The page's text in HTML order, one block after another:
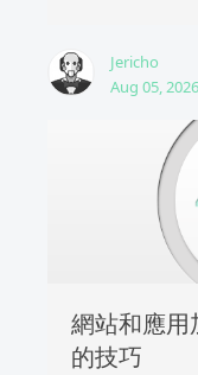
Jericho
Aug 05, 2026
網站和應用
的技巧